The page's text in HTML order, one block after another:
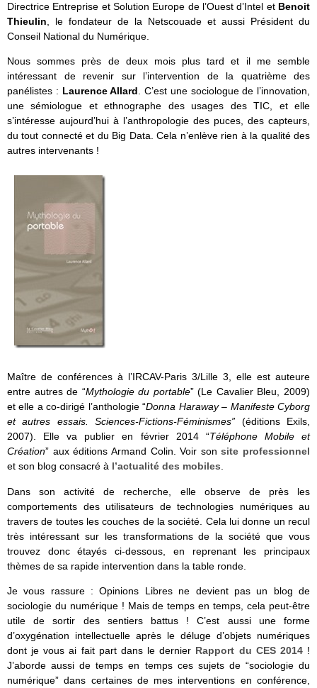
Directrice Entreprise et Solution Europe de l’Ouest d’Intel et Benoit
Thieulin , le fondateur de la Netscouade et aussi Président du
Conseil National du Numérique.
Nous sommes près de deux mois plus tard et il me semble
intéressant de revenir sur l’intervention de la quatrième des
panélistes : Laurence Allard. C’est une sociologue de l’innovation,
une sémiologue et ethnographe des usages des TIC, et elle
s’intéresse aujourd’hui à l’anthropologie des puces, des capteurs,
du tout connecté et du Big Data. Cela n’enlève rien à la qualité des
autres intervenants !
Maître de conférences à l’IRCAV-Paris 3/Lille 3, elle est auteure
entre autres de “Mythologie du portable” (Le Cavalier Bleu, 2009)
et elle a co-dirigé l’anthologie “Donna Haraway – Manifeste Cyborg
et autres essais. Sciences-Fictions-Féminismes” (éditions Exils,
2007). Elle va publier en février 2014 “Téléphone Mobile et
Création” aux éditions Armand Colin. Voir sonsite professionnel
et son blog consacré à l’actualité des mobiles.
Dans son activité de recherche, elle observe de près les
comportements des utilisateurs de technologies numériques au
travers de toutes les couches de la société. Cela lui donne un recul
très intéressant sur les transformations de la société que vous
trouvez donc étayés ci-dessous, en reprenant les principaux
thèmes de sa rapide intervention dans la table ronde.
Je vous rassure : Opinions Libres ne devient pas un blog de
sociologie du numérique ! Mais de temps en temps, cela peut-être
utile de sortir des sentiers battus ! C’est aussi une forme
d’oxygénation intellectuelle après le déluge d’objets numériques
dont je vous ai fait part dans le dernier Rapport du CES 2014!
J’aborde aussi de temps en temps ces sujets de “sociologie du
numérique” dans certaines de mes interventions en conférence,